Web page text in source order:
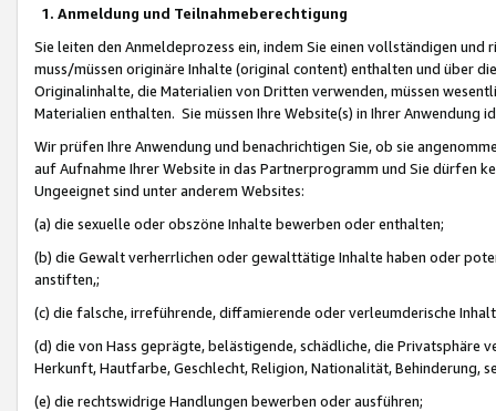
1. Anmeldung und Teilnahmeberechtigung
Sie leiten den Anmeldeprozess ein, indem Sie einen vollständigen
muss/müssen originäre Inhalte (original content) enthalten und über
Originalinhalte, die Materialien von Dritten verwenden, müssen
Materialien enthalten. Sie müssen Ihre Website(s) in Ihrer Anwendung
Wir prüfen Ihre Anwendung und benachrichtigen Sie, ob sie
auf Aufnahme Ihrer Website in das Partnerprogramm und Sie dürfen
Ungeeignet sind unter anderem Websites:
(a) die sexuelle oder obszöne Inhalte bewerben oder enthalten;
(b) die Gewalt verherrlichen oder gewalttätige Inhalte haben oder
anstiften,;
(c) die falsche, irreführende, diffamierende oder verleumderische
(d) die von Hass geprägte, belästigende, schädliche, die Privatsphäre
Herkunft, Hautfarbe, Geschlecht, Religion, Nationalität, Behinderung,
(e) die rechtswidrige Handlungen bewerben oder ausführen;